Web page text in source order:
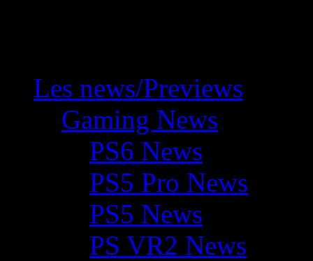
Les news/Previews
Gaming News
PS6 News
PS5 Pro News
PS5 News
PS VR2 News